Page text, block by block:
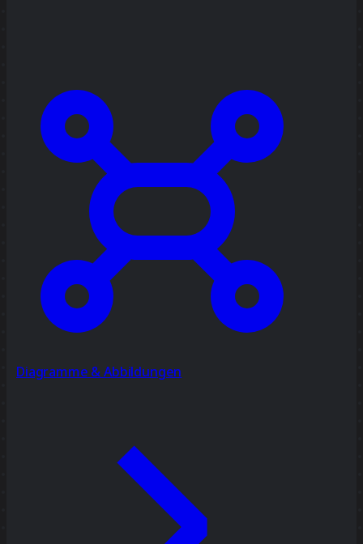
Diagramme & Abbildungen